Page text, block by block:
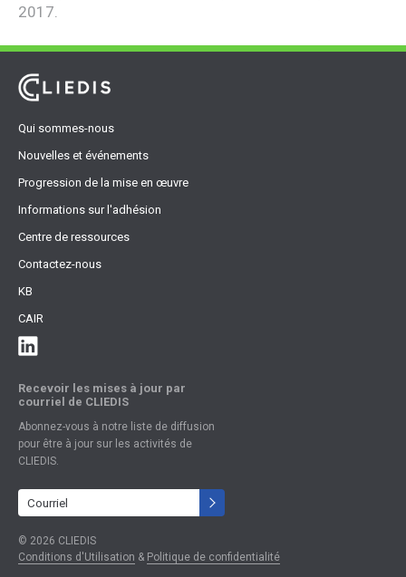
2017.
Qui sommes-nous
Nouvelles et événements
Progression de la mise en œuvre
Informations sur l'adhésion
Centre de ressources
Contactez-nous
KB
CAIR
Recevoir les mises à jour par
courriel de CLIEDIS
Abonnez-vous à notre liste de diffusion
pour être à jour sur les activités de
CLIEDIS.
Conditions d'Utilisation & Politique de confidentialité